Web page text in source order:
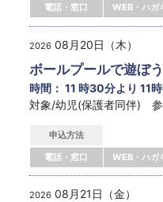
電話・窓口
WEB・ハガ
2026 08月20日（木）
ボールプールで遊ぼう
時間： 11 時30分より 11
対象/幼児(保護者同伴)
申込方法
電話・窓口
WEB・ハガ
2026 08月21日（金）